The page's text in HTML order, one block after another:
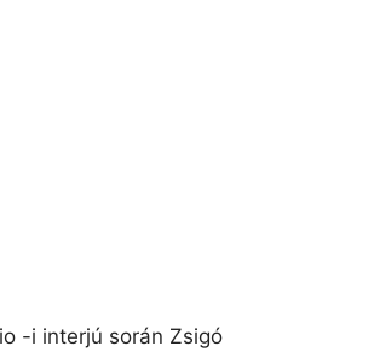
-i interjú során Zsigó